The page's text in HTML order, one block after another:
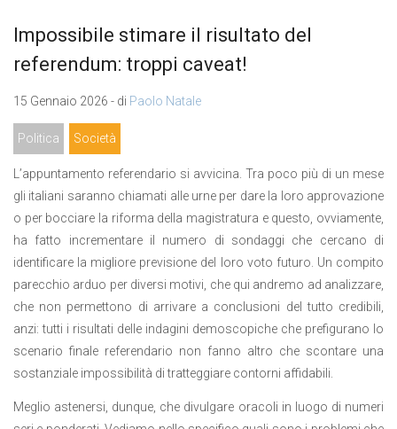
Impossibile stimare il risultato del
referendum: troppi caveat!
15 Gennaio 2026 - di Paolo Natale
Politica Società
L’appuntamento referendario si avvicina. Tra poco più di un mese
gli italiani saranno chiamati alle urne per dare la loro approvazione
o per bocciare la riforma della magistratura e questo, ovviamente,
ha fatto incrementare il numero di sondaggi che cercano di
identificare la migliore previsione del loro voto futuro. Un compito
parecchio arduo per diversi motivi, che qui andremo ad analizzare,
che non permettono di arrivare a conclusioni del tutto credibili,
anzi: tutti i risultati delle indagini demoscopiche che prefigurano lo
scenario finale referendario non fanno altro che scontare una
sostanziale impossibilità di tratteggiare contorni affidabili.
Meglio astenersi, dunque, che divulgare oracoli in luogo di numeri